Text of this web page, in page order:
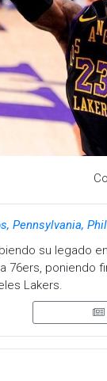
Pennsylvania,
su legado
76ers, poniendo
Lakers.
Sports, incluye